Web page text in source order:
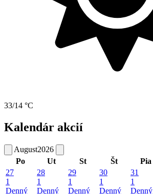
33/14 °C
Kalendár akcií
August2026
Po
Ut St Št Pia
27
1
Denný
28
1
Denný
29
1
Denný
30
1
Denný
31
1
Denný